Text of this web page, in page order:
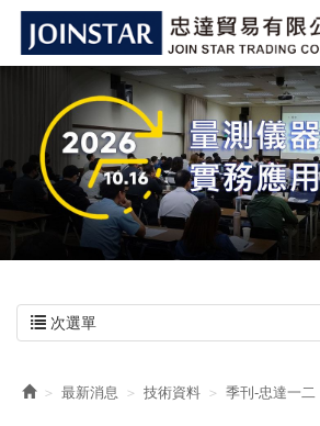
次選單
最新消息 技術資料 季刊-忠達一二